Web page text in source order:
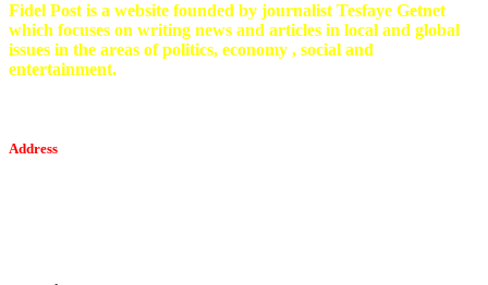
Fidel Post is a website founded by journalist Tesfaye Getnet
which focuses on writing news and articles in local and global
issues in the areas of politics, economy , social and
entertainment.
Address